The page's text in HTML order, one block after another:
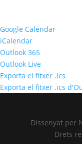
Google Calendar
iCalendar
Outlook 365
Outlook Live
Exporta el fitxer .ics
Exporta el fitxer .ics
Dissenyat per
Drets